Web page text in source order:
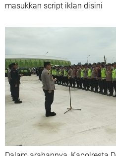
masukkan script iklan disini